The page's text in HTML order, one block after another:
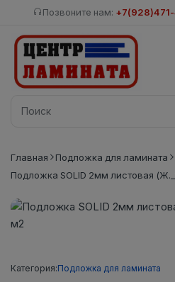
Позвоните нам:
Главная
Подложка для ламината
Подложка SOLID 2мм листовая
Категория:Подложка для ламината